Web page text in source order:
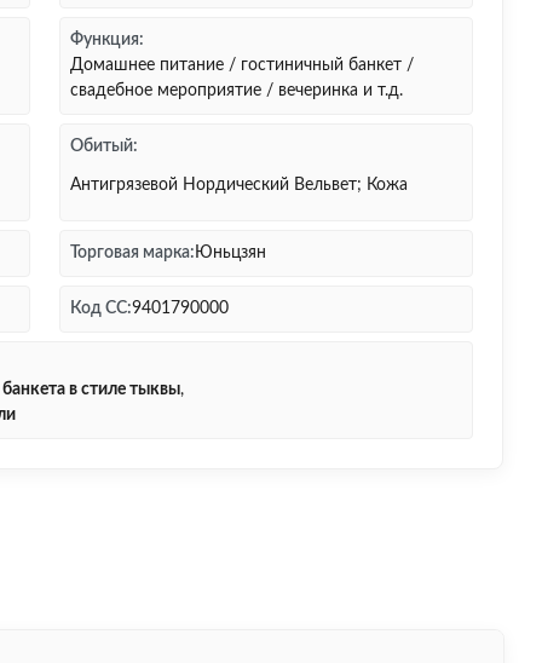
Функция:
Домашнее питание / гостиничный банкет /
свадебное мероприятие / вечеринка и т.д.
Обитый:
Антигрязевой Нордический Вельвет; Кожа
Торговая марка: Юньцзян
Код СС:9401790000
в стиле тыквы,